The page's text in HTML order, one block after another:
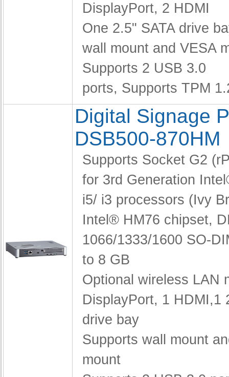
DisplayPort, 2 HDMI
One 2.5" SATA drive
wall mount and VESA
Supports 2 USB 3.0
ports, Supports TPM
Digital Signage
DSB500-870HM
Supports Socket G2
for 3rd Generation
i5/ i3 processors (Ivy
Intel® HM76 chipset,
1066/1333/1600 SO-
to 8 GB
Optional wireless LAN
DisplayPort, 1 HDMI,1
drive bay
Supports wall mount
mount